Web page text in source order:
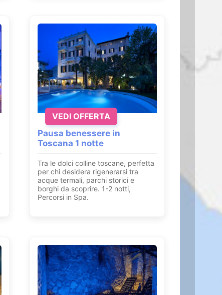
Pausa benessere in
Toscana 1 notte
Tra le dolci colline toscane, perfetta
per chi desidera rigenerarsi tra
acque termali, parchi storici e
borghi da scoprire. 1-2 notti,
Percorsi in Spa.
VEDI OFFERTA